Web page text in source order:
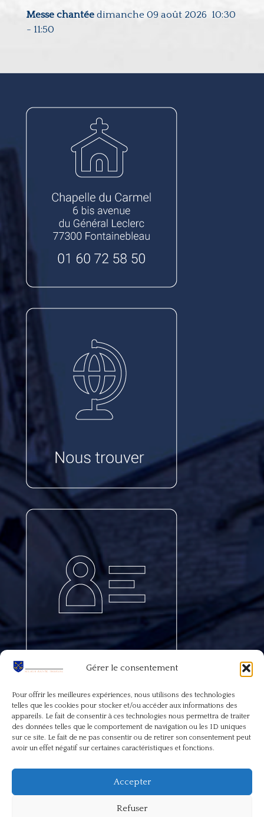
Gérer le consentement
Pour offrir les meilleures expériences, nous utilisons des technologies
telles que les cookies pour stocker et/ou accéder aux informations des
appareils. Le fait de consentir à ces technologies nous permettra de traiter
des données telles que le comportement de navigation ou les ID uniques
sur ce site. Le fait de ne pas consentir ou de retirer son consentement peut
avoir un effet négatif sur certaines caractéristiques et fonctions.
Accepter
Refuser
Messe chantée dimanche 09 août 2026 10:30
- 11:50
Copyright © 2026 /FSSP Fontainebleau
Site map
Politique de confidentialité
Mentions légales